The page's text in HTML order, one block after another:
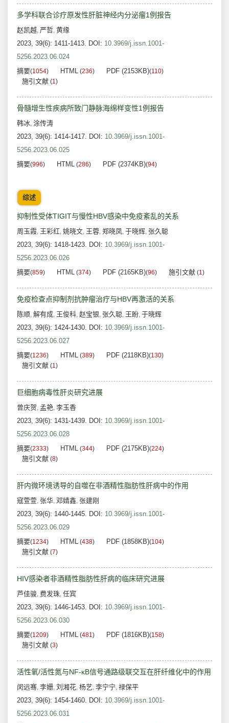
多学科联合诊疗原发性肝脏神经内分泌瘤1例报告
赵凯越, 严哲, 黄缘
2023, 39(6): 1411-1413. DOI: 10.3969/j.issn.1001-
5256.2023.06.024
摘要(1054) HTML (236) PDF (2153KB)(110)
施引文献 (1)
骨髓增生性疾病所致门静脉海绵样变性1例报告
韩冰, 涂传涛
2023, 39(6): 1414-1417. DOI: 10.3969/j.issn.1001-
5256.2023.06.025
摘要(996) HTML (286) PDF (2374KB)(94)
综述
抑制性受体TIGIT与慢性HBV感染中免疫紊乱的关系
周玉霞, 王彩红, 姚晓文, 王蓉, 郑晓凤, 于晓辉, 张久聪
2023, 39(6): 1418-1423. DOI: 10.3969/j.issn.1001-
5256.2023.06.026
摘要(859) HTML (374) PDF (2165KB)(96) 施引文献 (1)
免疫检查点抑制剂抗肿瘤治疗与HBV再激活的关系
陈顺, 解有成, 王俊科, 赵宝银, 张久聪, 王盼, 于晓辉
2023, 39(6): 1424-1430. DOI: 10.3969/j.issn.1001-
5256.2023.06.027
摘要(1236) HTML (389) PDF (2118KB)(130)
施引文献 (1)
巨细胞病毒性肝炎研究进展
曾庆贺, 孟艳, 李玉香
2023, 39(6): 1431-1439. DOI: 10.3969/j.issn.1001-
5256.2023.06.028
摘要(2333) HTML (344) PDF (2175KB)(224)
施引文献 (8)
肝内微环境诱导的自噬在非酒精性脂肪性肝病中的作用
寇萱萱, 张华, 邓婧鑫, 张建刚
2023, 39(6): 1440-1445. DOI: 10.3969/j.issn.1001-
5256.2023.06.029
摘要(1234) HTML (438) PDF (1858KB)(104)
施引文献 (7)
HIV感染者非酒精性脂肪性肝病的临床研究进展
芦佳骏, 费发珠, 任宾
2023, 39(6): 1446-1453. DOI: 10.3969/j.issn.1001-
5256.2023.06.030
摘要(1209) HTML (481) PDF (1816KB)(158)
施引文献 (3)
活性氧/活性氮与NF-κB信号通路级联交互在肝纤维化中的作用
闵远骞, 李姗, 刘湘花, 杨艺, 李宁宁, 禄保平
2023, 39(6): 1454-1460. DOI: 10.3969/j.issn.1001-
5256.2023.06.031